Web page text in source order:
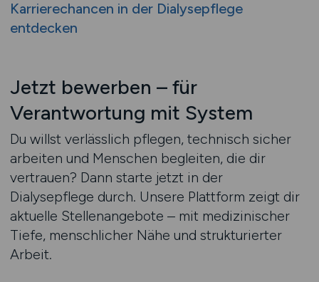
Karrierechancen in der Dialysepflege
entdecken
Jetzt bewerben – für
Verantwortung mit System
Du willst verlässlich pflegen, technisch sicher
arbeiten und Menschen begleiten, die dir
vertrauen? Dann starte jetzt in der
Dialysepflege durch. Unsere Plattform zeigt dir
aktuelle Stellenangebote – mit medizinischer
Tiefe, menschlicher Nähe und strukturierter
Arbeit.